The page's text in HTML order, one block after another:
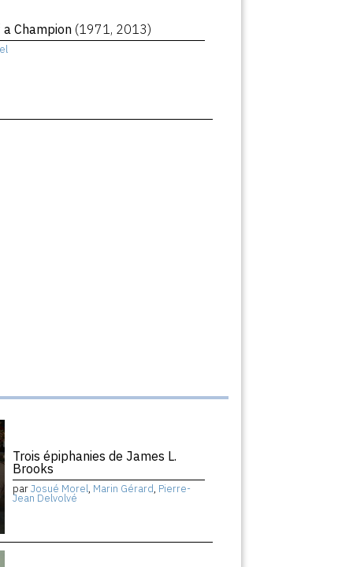
Champion (1971, 2013)
Trois épiphanies de James L.
Brooks
parJosué Morel, Marin Gérard, Pierre-
Jean Delvolvé